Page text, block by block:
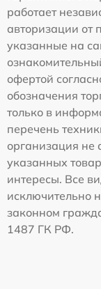
работает
авторизации от
указанные на
офертой
обозначения
только в
перечень
организация
указанных
интересы. Все
исключительно
законном
1487 ГК РФ.